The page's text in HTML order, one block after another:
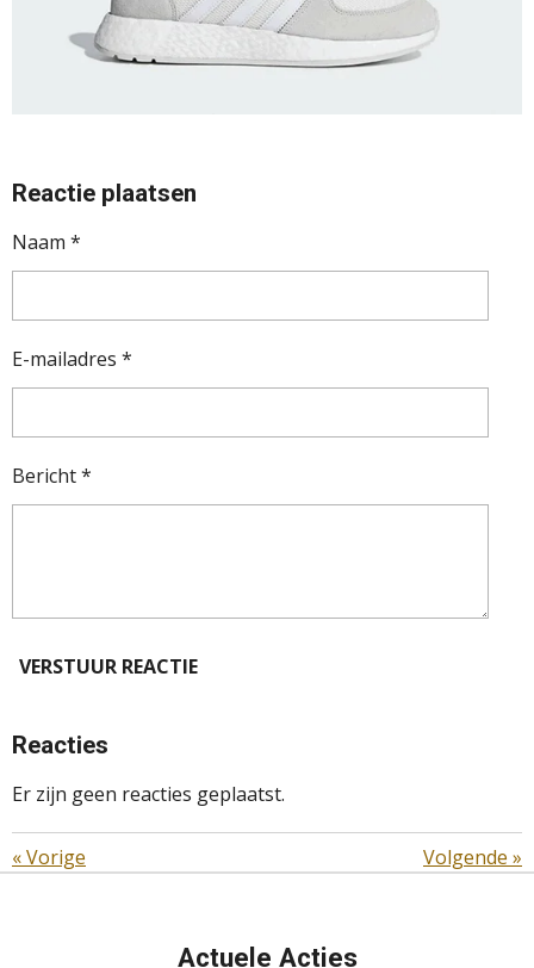
Reactie plaatsen
Naam *
E-mailadres *
Bericht *
VERSTUUR REACTIE
Reacties
Er zijn geen reacties geplaatst.
«Vorige Volgende »
Actuele Acties